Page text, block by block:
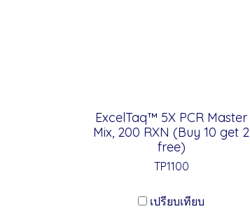
ExcelTaq™ 5X PCR Master
Mix, 200 RXN (Buy 10 get 2
free)
TP1100
เปรียบเทียบ